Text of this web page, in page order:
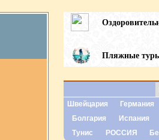
Пляжные
Швейцария
Германия
Болгария
Испания
Тунис
РОССИЯ